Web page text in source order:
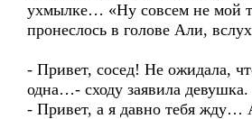
ухмылке… «Ну совсем не мой
пронеслось в голове Али,
- Привет, сосед! Не ожидала,
одна…- сходу заявила девушка.
- Привет, а я давно тебя жду…